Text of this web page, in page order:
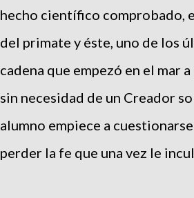
hecho científico comprobado,
del primate y éste, uno de los
cadena que empezó en el mar
sin necesidad de un Creador
alumno empiece a
perder la fe que una vez le